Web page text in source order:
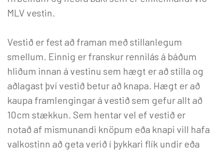
MLV vestin.
Vestið er fest að framan með stillanlegum
smellum. Einnig er franskur rennilás á báðum
hliðum innan á vestinu sem hægt er að stilla og
aðlagast því vestið betur að knapa. Hægt er að
kaupa framlengingar á vestið sem gefur allt að
10cm stækkun. Sem hentar vel ef vestið er
notað af mismunandi knöpum eða knapi vill hafa
valkostinn að geta verið í þykkari flík undir eða